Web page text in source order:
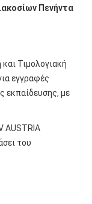
Πενήντα
Τιμολογιακή
εγγραφές
εκπαίδευσης, με
AUSTRIA
του